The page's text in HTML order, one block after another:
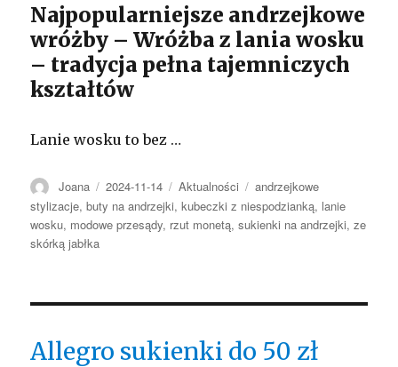
Najpopularniejsze andrzejkowe
wróżby – Wróżba z lania wosku
– tradycja pełna tajemniczych
kształtów
Lanie wosku to bez …
Autor
Joana Opublikowano
2024-11-14 Kategorie
Aktualności Tagi
andrzejkowe
stylizacje,buty na andrzejki,kubeczki z niespodzianką, lanie
wosku, modowe przesądy, rzut monetą,sukienki na andrzejki,ze
skórką jabłka
Allegro sukienki do 50 zł